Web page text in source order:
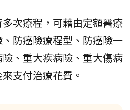
次療程，可藉由定額醫療
防癌險療程型、防癌險一
、重大疾病險、重大傷病
支付治療花費。